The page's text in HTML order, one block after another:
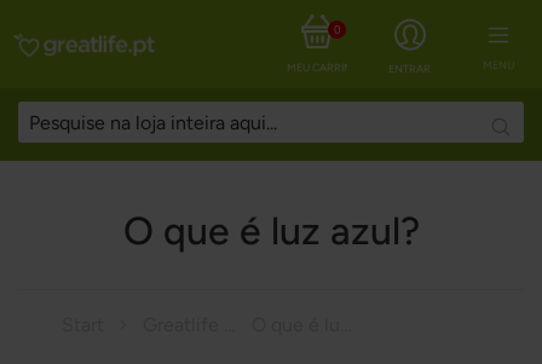
MENU
ENTRAR
MEU CARRINHO
0
O que é luz azul?